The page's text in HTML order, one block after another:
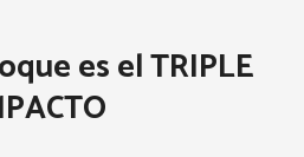
es el TRIPLE